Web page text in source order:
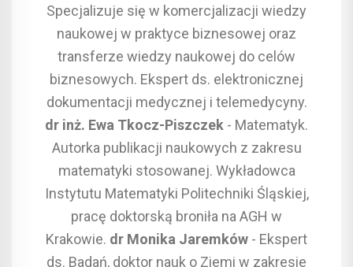
Specjalizuje się w komercjalizacji wiedzy
naukowej w praktyce biznesowej oraz
transferze wiedzy naukowej do celów
biznesowych. Ekspert ds. elektronicznej
dokumentacji medycznej i telemedycyny.
dr inż. Ewa Tkocz-Piszczek - Matematyk.
Autorka publikacji naukowych z zakresu
matematyki stosowanej. Wykładowca
Instytutu Matematyki Politechniki Śląskiej,
pracę doktorską broniła na AGH w
Krakowie. dr Monika Jaremków - Ekspert
ds. Badań, doktor nauk o Ziemi w zakresie